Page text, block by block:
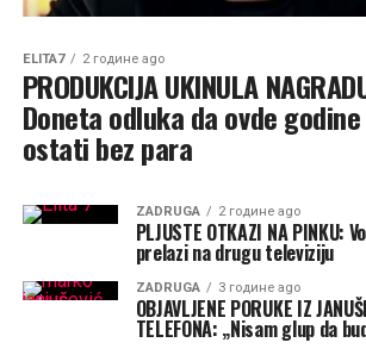
ELITA7 2 године ago
PRODUKCIJA UKINULA
Doneta odluka da ovde
ostati bez para
ZADRUGA 2 године ago
PLJUSTE OTKAZI NA PINKU:
prelazi na drugu televiziju
ZADRUGA 3 године ago
OBJAVLJENE PORUKE IZ
TELEFONA: „Nisam glup da